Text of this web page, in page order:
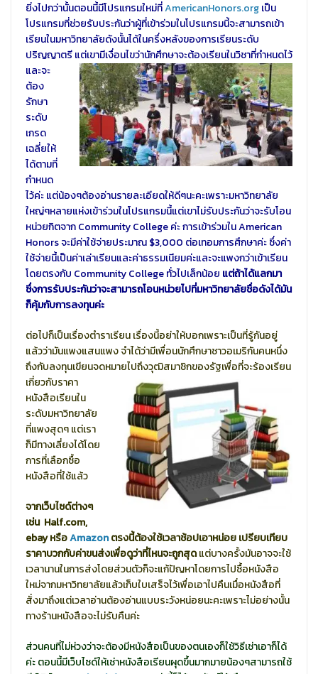
ยิ่งไปกว่านั้นตอนนี้มีโปรแกรมใหม่ที่AmericanHonors.orgเป็น
โปรแกรมที่ช่วยรับประกันว่าผู้ที่เข้าร่วมในโปรแกรมนี้จะสามารถเข้า
เรียนในมหาวิทยาลัยดังนั้นได้ในครึ่งหลังของการเรียนระดับ
ปริญญาตรี แต่เขามีเงื่อนไขว่านักศึกษาจะต้องเรียนในวิชาที่กำหนดไว้
และจะ
ต้อง
รักษา
ระดับ
เกรด
เฉลี่ยให้
ได้ตามที่
กำหนด
ไว้ค่ะ แต่น้องๆต้องอ่านรายละเอียดให้ดีๆนะคะเพราะมหาวิทยาลัย
ใหญ่ๆหลายแห่งเข้าร่วมในโปรแกรมนี้แต่เขาไม่รับประกันว่าจะรับโอน
หน่วยกิตจาก Community College ค่ะ การเข้าร่วมใน American
Honors จะมีค่าใช้จ่ายประมาณ $3,000 ต่อเทอมการศึกษาค่ะ ซึ่งค่า
ใช้จ่ายนี้เป็นค่าเล่าเรียนและค่าธรรมเนียมค่ะและจะแพงกว่าเข้าเรียน
โดยตรงกับ Community College ทั่วไปเล็กน้อย แต่ถ้าได้แลกมา
ซึ่งการรับประกันว่าจะสามารถโอนหน่วยไปที่มหาวิทยาลัยชื่อดังได้มัน
ก็คุ้มกับการลงทุนค่ะ
ต่อไปก็เป็นเรื่องตำราเรียน เรื่องนี้อย่าให้บอกเพราะเป็นที่รู้กันอยู่
แล้วว่ามันแพงแสนแพง จำได้ว่ามีเพื่อนนักศึกษาชาวอเมริกันคนหนึ่ง
ถึงกับลงทุนเขียนจดหมายไปถึงวุฒิสมาชิกของรัฐเพื่อที่จะร้องเรียน
เกี่ยวกับราคา
หนังสือเรียนใน
ระดับมหาวิทยาลัย
ที่แพงสุดๆ แต่เรา
ก็มีทางเลี่ยงได้โดย
การที่เลือกซื้อ
หนังสือที่ใช้แล้ว
จากเว็บไซด์ต่างๆ
เช่น Half.com,
ebay หรือAmazonตรงนี้ต้องใช้เวลาช้อปเอาหน่อย เปรียบเทียบ
ราคาบวกกับค่าขนส่งเพื่อดูว่าที่ไหนจะถูกสุดแต่บางครั้งมันอาจจะใช้
เวลานานในการส่งโดยส่วนตัวก็จะแก้ปัญหาโดยการไปซื้อหนังสือ
ใหม่จากมหาวิทยาลัยแล้วเก็บใบเสร็จไว้เพื่อเอาไปคืนเมื่อหนังสือที่
สั่งมาถึงแต่เวลาอ่านต้องอ่านแบบระวังหน่อยนะคะเพราะไม่อย่างนั้น
ทางร้านหนังสือจะไม่รับคืนค่ะ
ส่วนคนที่ไม่ห่วงว่าจะต้องมีหนังสือเป็นของตนเองก็ใช้วิธีเช่าเอาก็ได้
ค่ะ ตอนนี้มีเว็บไซด์ให้เช่าหนังสือเรียนผุดขึ้นมากมายน้องๆสามารถใช้